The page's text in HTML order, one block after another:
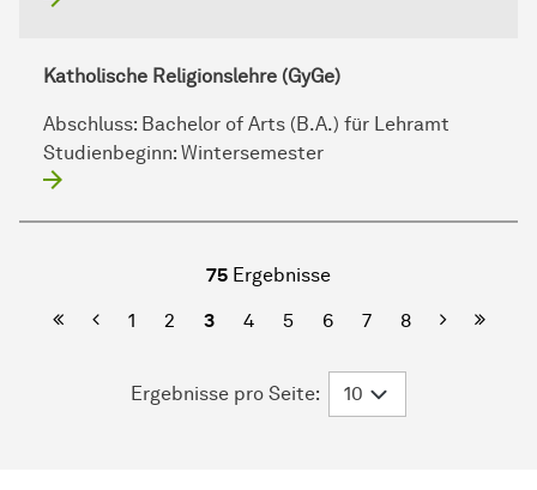
Katholische Religionslehre (GyGe)
Abschluss: Bachelor of Arts (B.A.) für Lehramt
Studienbeginn: Wintersemester
75 Ergebnisse
Erste Seite
Vorherige
1 2 3 4 5 6 7 8 NächsteLetzte
Ergebnisse pro Seite: